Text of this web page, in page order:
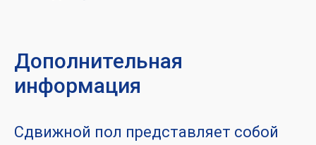
Дополнительная
информация
Сдвижной пол представляет собой